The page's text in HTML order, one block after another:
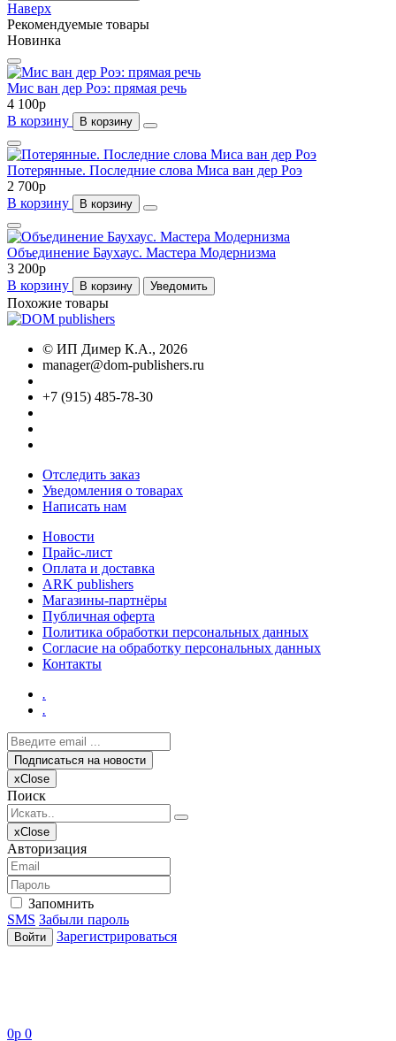
Наверх
Рекомендуемые товары
Новинка
Мис ван дер Роэ: прямая речь
4 100p
В корзину
В корзину
Потерянные. Последние слова Миса ван дер Роэ
2 700p
В корзину
В корзину
Объединение Баухаус. Мастера Модернизма
3 200p
В корзину
В корзину Уведомить
Похожие товары
© ИП Димер К.А., 2026
manager@dom-publishers.ru
+7 (915) 485-78-30
Отследить заказ
Уведомления о товарах
Написать нам
Новости
Прайс-лист
Оплата и доставка
ARK publishers
Магазины-партнёры
Публичная оферта
Политика обработки персональных данных
Согласие на обработку персональных данных
Контакты
.
.
xClose
Поиск
xClose
Авторизация
Запомнить
SMS Забыли пароль
Войти Зарегистрироваться
0p 0